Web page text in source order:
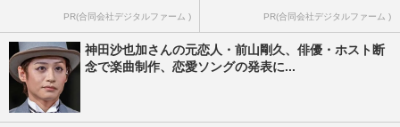
PR(合同会社デジタルファーム ) PR(合同会社デジタルファーム )
神田沙也加さんの元恋人・前山剛久、俳優・ホスト断
念で楽曲制作、恋愛ソングの発表に...